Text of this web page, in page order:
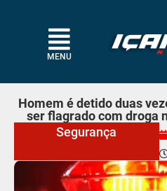
MENU
Homem é detido duas
ser flagrado com droga
Segurança